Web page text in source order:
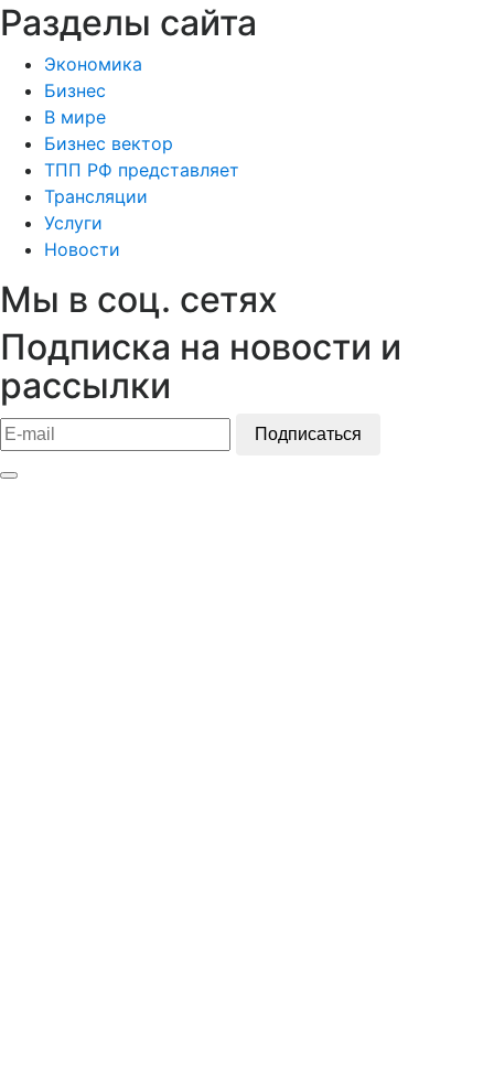
Разделы сайта
Экономика
Бизнес
В мире
Бизнес вектор
ТПП РФ представляет
Трансляции
Услуги
Новости
Мы в соц. сетях
Подписка на новости и
рассылки
Подписаться